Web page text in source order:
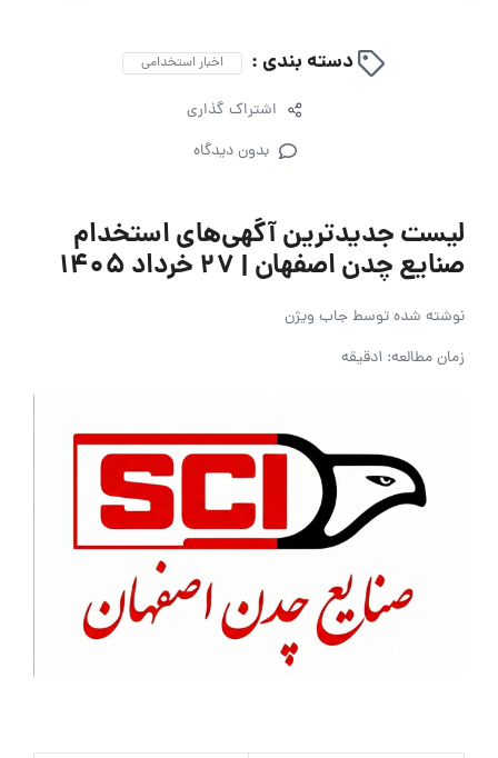
دسته بندی : اخبار استخدامی
اشتراک گذاری
بدون دیدگاه
لیست جدیدترین آگهی‌های استخدام
صنایع چدن اصفهان | ۲۷ خرداد ۱۴۰۵
نوشته شده توسطجاب ویژن
زمان مطالعه: 1دقیقه